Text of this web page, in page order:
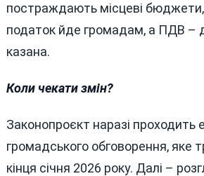
постраждають місцеві
податок йде громадам, а ПДВ –
казана.
Коли чекати змін?
Законопроєкт наразі проходить
громадського обговорення, яке
кінця січня 2026 року. Далі –